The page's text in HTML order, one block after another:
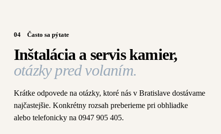
04 Často sa pýtate
Inštalácia a servis kamier,
otázky pred volaním.
Krátke odpovede na otázky, ktoré nás v Bratislave dostávame
najčastejšie. Konkrétny rozsah preberieme pri obhliadke
alebo telefonicky na 0947 905 405.